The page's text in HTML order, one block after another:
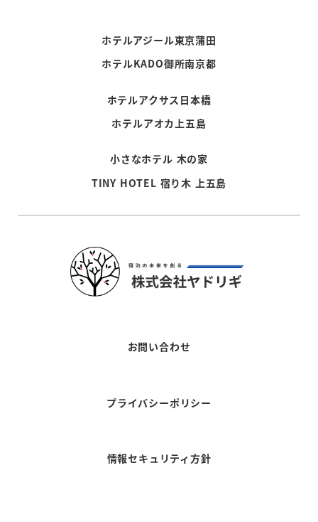
ホテルアジール東京蒲田
ホテルKADO御所南京都
ホテルアクサス日本橋
ホテルアオカ上五島
小さなホテル 木の家
TINY HOTEL 宿り木 上五島
お問い合わせ
プライバシーポリシー
情報セキュリティ方針